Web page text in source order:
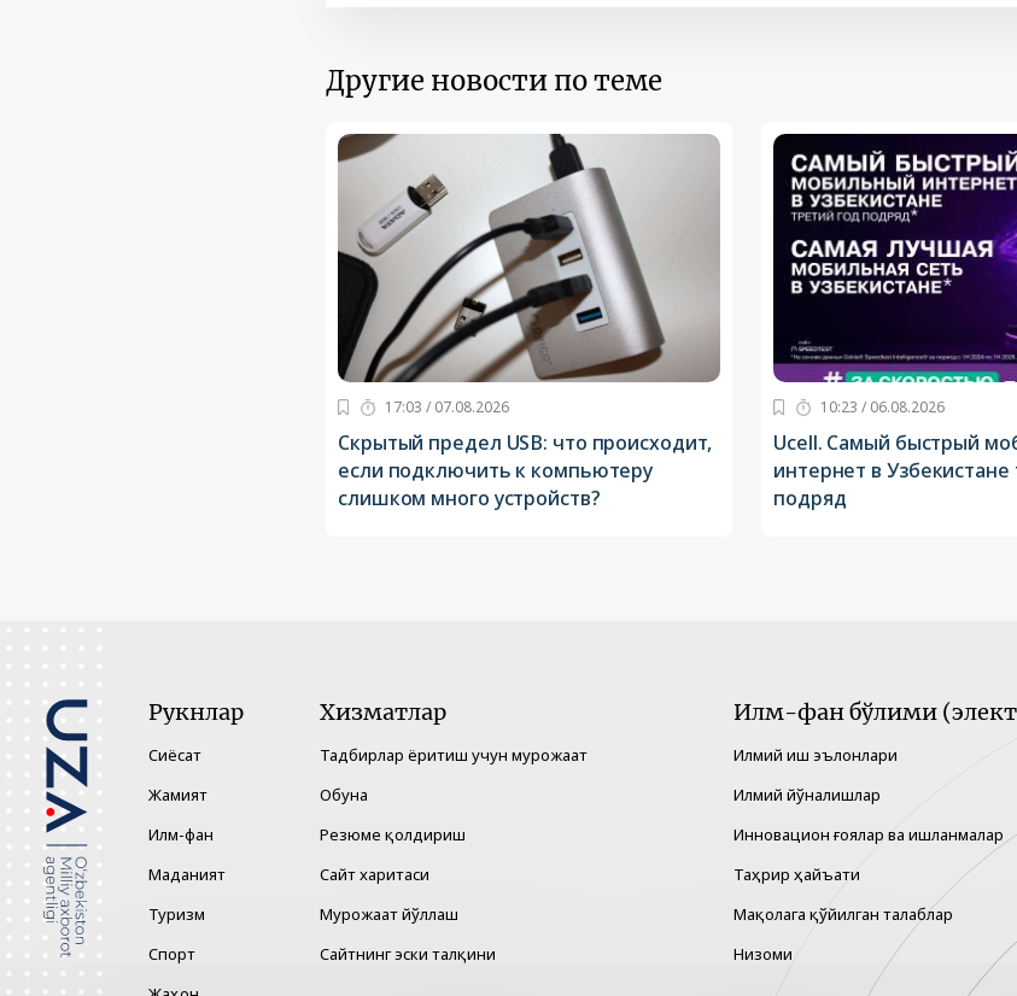
Другие новости по теме
17:03 / 07.08.2026
Скрытый предел USB: что происходит,
если подключить к компьютеру
слишком много устройств?
10:23 / 06.08.2026
Ucell. Самый быстрый
интернет в Узбекистане
подряд
Рукнлар
Сиёсат
Жамият
Илм-фан
Маданият
Туризм
Спорт
Хизматлар
Тадбирлар ёритиш учун мурожаат
Обуна
Резюме қолдириш
Сайт харитаси
Мурожаат йўллаш
Сайтнинг эски талқини
Илм-фан бўлими
Илмий иш эълонлари
Илмий йўналишлар
Инновацион ғоялар ва ишланмалар
Таҳрир ҳайъати
Мақолага қўйилган талаблар
Низоми